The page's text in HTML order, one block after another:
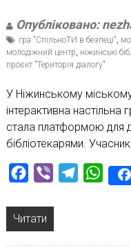
Опубліковано:
гра "СпільноТИ в безпеці"
молодіжний центр ніжинські
проєкт "Територія діалогу"
У Ніжинському
інтерактивна настільна
стала платформою для
бібліотекарями.
Facebook
Viber Telegram
Читати